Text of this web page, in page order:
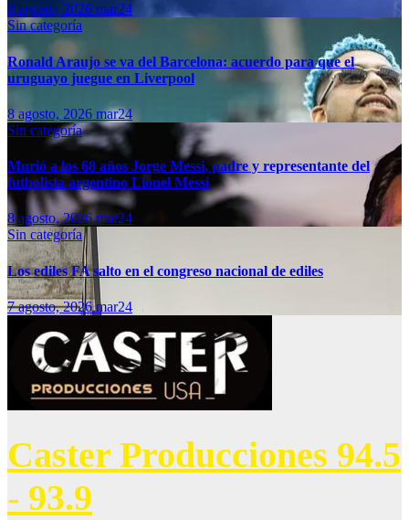
8 agosto, 2026 mar24
Sin categoría
Ronald Araujo se va del Barcelona: acuerdo para que el
uruguayo juegue en Liverpool
8 agosto, 2026 mar24
Sin categoría
Murió a los 68 años Jorge Messi, padre y representante del
futbolista argentino Lionel Messi
8 agosto, 2026mar24
Sin categoría
Los ediles FA salto en el congreso nacional de ediles
7 agosto, 2026mar24
Caster Producciones 94.5
- 93.9